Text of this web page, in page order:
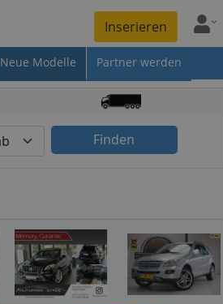
Inserieren
Neue Modelle Partner werden
Finden